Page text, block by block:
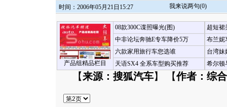
时间：2006年05月21日15:27 我来说两句(0)
产品组精品栏目
08款300C谍照曝光(图)
中非论坛奔驰E专车降价5万
六款家用旅行车您选谁
天语SX4 全系车型购买推荐
超短裙
布兰妮
台湾妹
希尔顿
【来源：搜狐汽车】 【作者：综